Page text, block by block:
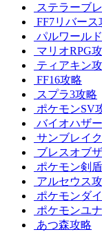
ステラーブ
FF7リバース
パルワール
マリオRPG
ティアキン
FF16攻略
スプラ3攻略
ポケモンSV
バイオハザ
サンブレイ
ブレスオブ
ポケモン剣
アルセウス
ポケモンダ
ポケモンユ
あつ森攻略